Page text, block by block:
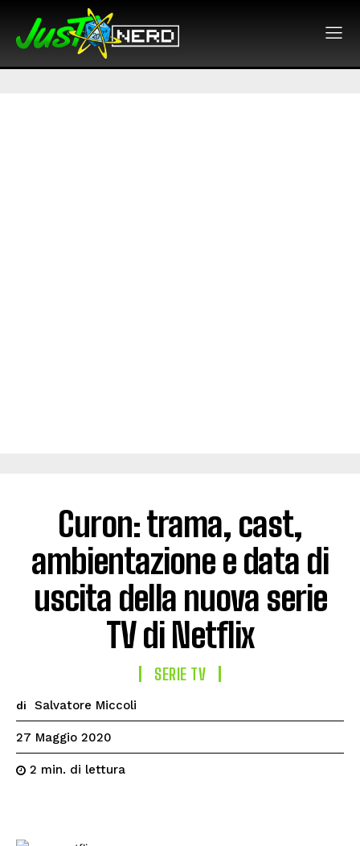
Curon: trama, cast,
ambientazione e data di
uscita della nuova serie
TV di Netflix
SERIE TV
di Salvatore Miccoli
27 Maggio 2020
2 min. di lettura